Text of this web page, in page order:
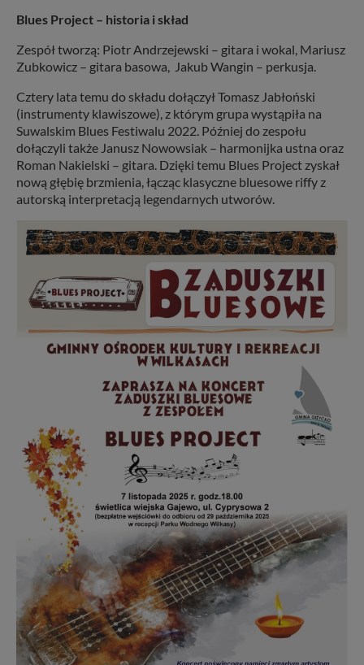
Blues Project – historia i skład
Zespół tworzą: Piotr Andrzejewski – gitara i wokal, Mariusz
Zubkowicz – gitara basowa, Jakub Wangin – perkusja.
Cztery lata temu do składu dołączył Tomasz Jabłoński
(instrumenty klawiszowe), z którym grupa wystąpiła na
Suwalskim Blues Festiwalu 2022. Później do zespołu
dołączyli także Janusz Nowowsiak – harmonijka ustna oraz
Roman Nakielski – gitara. Dzięki temu Blues Project zyskał
nową głębię brzmienia, łącząc klasyczne bluesowe riffy z
autorską interpretacją legendarnych utworów.